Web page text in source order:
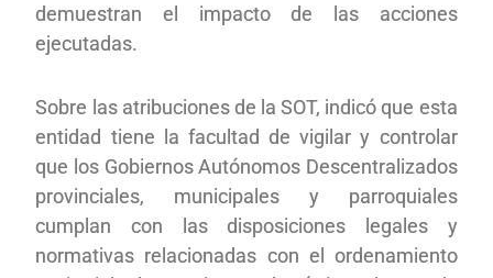
demuestran el impacto de las acciones
ejecutadas.
Sobre las atribuciones de la SOT, indicó que esta
entidad tiene la facultad de vigilar y controlar
que los Gobiernos Autónomos Descentralizados
provinciales, municipales y parroquiales
cumplan con las disposiciones legales y
normativas relacionadas con el ordenamiento